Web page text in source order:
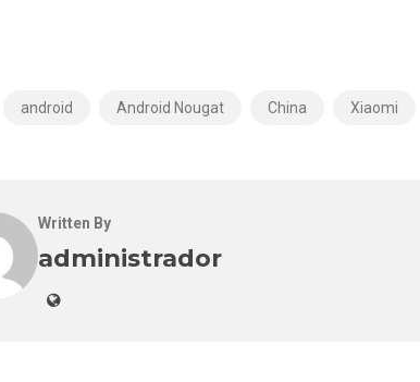
android Android Nougat China Xiaomi
Written By
administrador